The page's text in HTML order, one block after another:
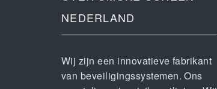
NEDERLAND
Wij zijn een innovatieve fabrikant
van beveiligingssystemen. Ons